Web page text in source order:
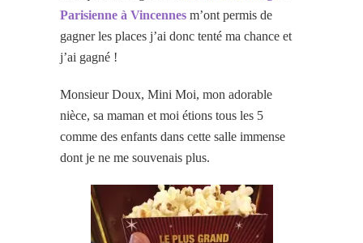
Parisienne à Vincennes m’ont permis de
gagner les places j’ai donc tenté ma chance et
j’ai gagné !
Monsieur Doux, Mini Moi, mon adorable
nièce, sa maman et moi étions tous les 5
comme des enfants dans cette salle immense
dont je ne me souvenais plus.